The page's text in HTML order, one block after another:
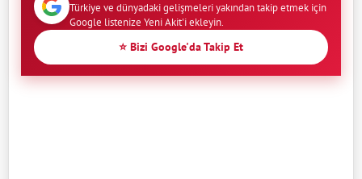
Türkiye ve dünyadaki gelişmeleri yakından takip etmek için
Google listenize Yeni Akit'i ekleyin.
⭐ Bizi Google'da Takip Et